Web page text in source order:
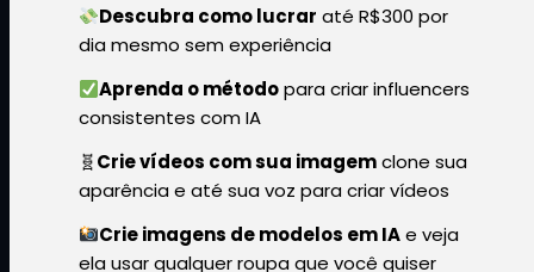
Descubra como lucrar até R$300 por
dia mesmo sem experiência
Aprenda o métodopara criar influencers
consistentes com IA
🧬Crie vídeos com sua imagemclone sua
aparência e até sua voz para criar vídeos
Crie imagens de modelos em IAe veja
ela usar qualquer roupa que você quiser